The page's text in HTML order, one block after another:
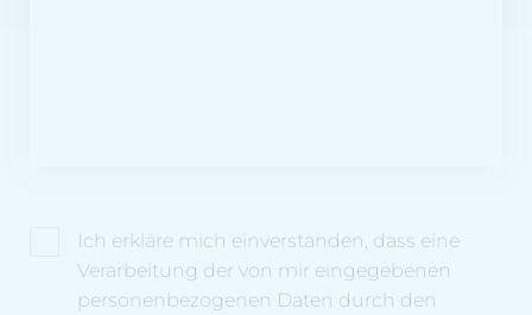
Ich erkläre mich einverstanden, dass eine
Verarbeitung der von mir eingegebenen
personenbezogenen Daten durch den